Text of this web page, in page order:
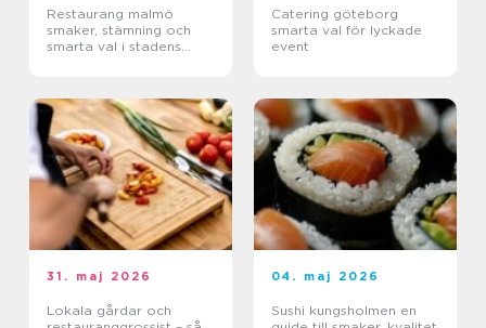
Restaurang malmö
smaker, stämning och
smarta val i stadens
Catering göteborg
smarta val för lyckade
event
31. maj 2026
Lokala gårdar och
04. maj 2026
Sushi kungsholmen en